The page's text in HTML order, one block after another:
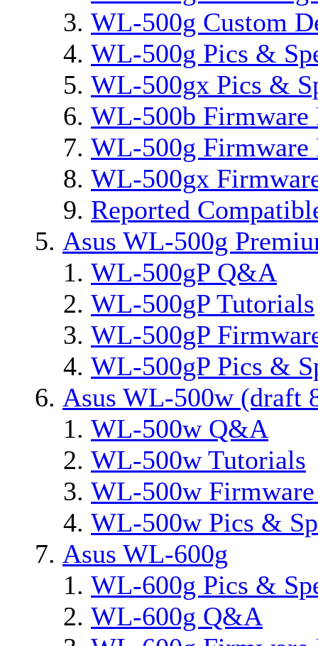
WL-500g Custom
WL-500g Pics &
WL-500gx Pics &
WL-500b Firmware
WL-500g Firmware
WL-500gx
Reported
Asus WL-500g
WL-500gP Q&A
WL-500gP Tutorials
WL-500gP
WL-500gP Pics &
Asus WL-500w
WL-500w Q&A
WL-500w Tutorials
WL-500w
WL-500w Pics &
Asus WL-600g
WL-600g Pics &
WL-600g Q&A